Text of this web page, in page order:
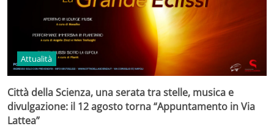
Attualità
Città della Scienza, una serata tra stelle, musica e
divulgazione: il 12 agosto torna “Appuntamento in Via
Lattea”